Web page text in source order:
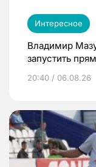
Интересное
Владимир
запустить
20:40 / 06.08.26